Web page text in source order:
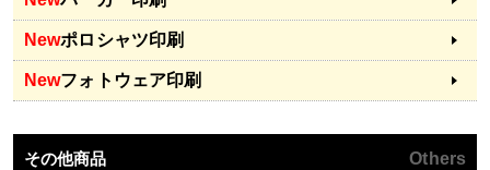
Newポロシャツ印刷
Newフォトウェア印刷
その他商品 Others